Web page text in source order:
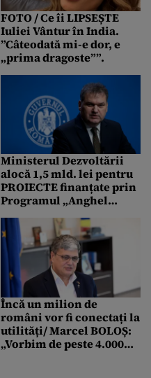
FOTO / Ce îi LIPSEȘTE
Iuliei Vântur în India.
”Câteodată mi-e dor, e
„prima dragoste””.
Ministerul Dezvoltării
alocă 1,5 mld. lei pentru
PROIECTE finanțate prin
Programul „Anghel
Achităm facturile
restante
Încă un milion de
români vor fi conectați la
utilități/ Marcel BOLOȘ:
„Vorbim de peste 4.000